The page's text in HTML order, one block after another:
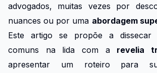
advogados, muitas vezes por
nuances ou por uma abordagem
Este artigo se propõe a
comuns na lida com a revelia
apresentar um roteiro para